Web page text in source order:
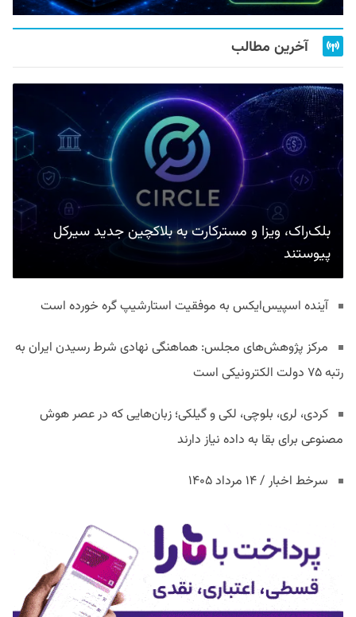
آخرین مطالب
بلک‌راک، ویزا و مسترکارت به بلاکچین جدید سیرکل
پیوستند
آینده اسپیس‌ایکس به موفقیت استارشیپ گره خورده است
مرکز پژوهش‌های مجلس: هماهنگی نهادی شرط رسیدن ایران به
رتبه ۷۵ دولت الکترونیکی است
کردی، لری، بلوچی، لکی و گیلکی؛ زبان‌هایی که در عصر هوش
مصنوعی برای بقا به داده نیاز دارند
سرخط اخبار / ۱۴ مرداد ۱۴۰۵